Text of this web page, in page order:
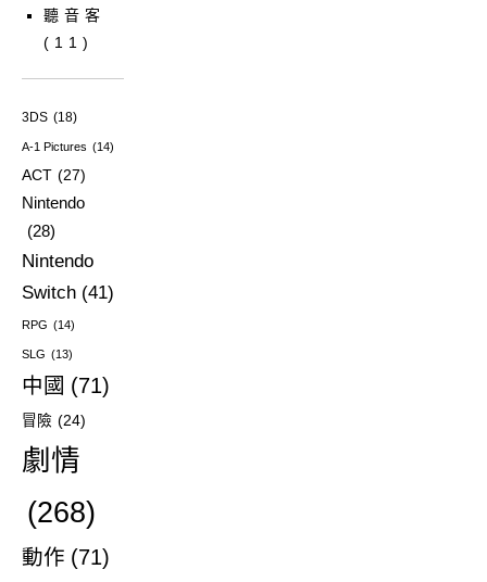
聽音客
(11)
3DS (18)
A-1 Pictures (14)
ACT (27)
Nintendo
(28)
Nintendo
Switch (41)
RPG (14)
SLG (13)
中國 (71)
冒險 (24)
劇情
(268)
動作 (71)